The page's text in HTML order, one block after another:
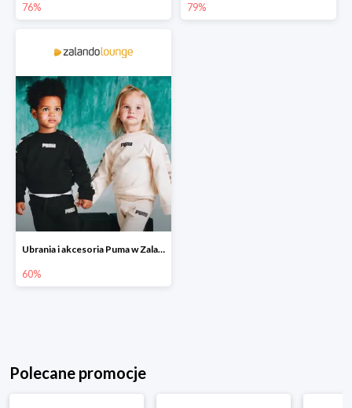
76% 79%
Ubrania i akcesoria Puma w Zalando Lounge do -60%
60%
Polecane promocje